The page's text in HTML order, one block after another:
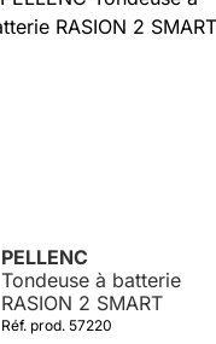
PELLENC
Tondeuse à batterie
RASION 2 SMART
Réf. prod. 57220